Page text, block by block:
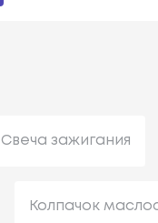
Свеча зажигания
Колпачок